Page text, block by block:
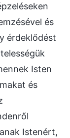
és
érdeklődést
Isten
és
Istenért,